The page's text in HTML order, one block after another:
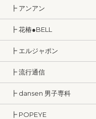
┣ アンアン
┣ 花椿●BELL
┣ エルジャポン
┣ 流行通信
┣ dansen 男子専科
┣ POPEYE